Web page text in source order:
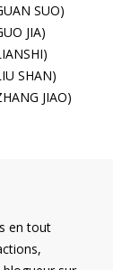
SUO)
JIA)
SHAN)
JIAO)
en tout